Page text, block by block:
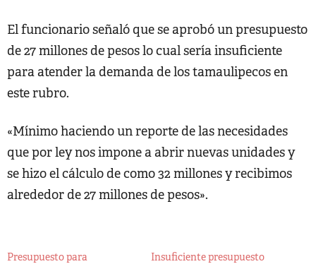
El funcionario señaló que se aprobó un presupuesto
de 27 millones de pesos lo cual sería insuficiente
para atender la demanda de los tamaulipecos en
este rubro.
«Mínimo haciendo un reporte de las necesidades
que por ley nos impone a abrir nuevas unidades y
se hizo el cálculo de como 32 millones y recibimos
alrededor de 27 millones de pesos».
Presupuesto para
Insuficiente presupuesto